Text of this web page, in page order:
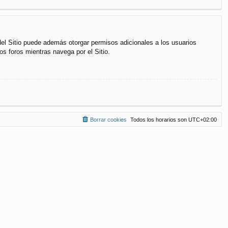
Sitio puede además otorgar permisos adicionales a los usuarios
foros mientras navega por el Sitio.
Todos los horarios son UTC+02:00
Borrar cookies